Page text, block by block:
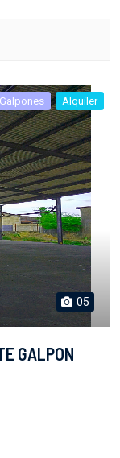
Galpones Alquiler
05
GALPON